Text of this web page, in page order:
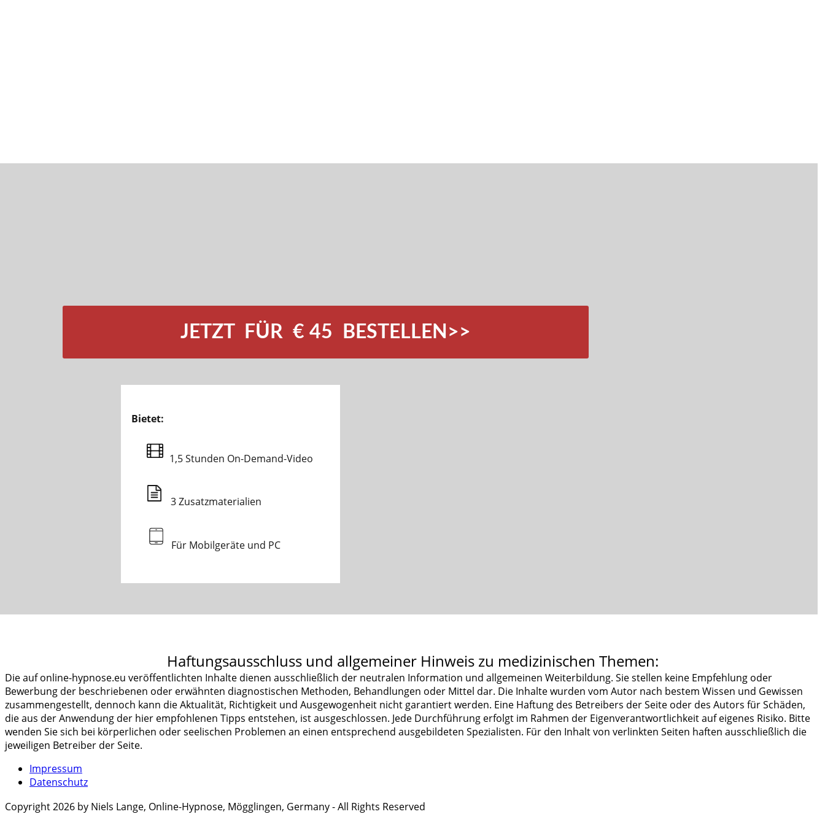
JETZT FÜR € 45 BESTELLEN>>
Bietet:
1,5 Stunden On-Demand-Video
3 Zusatzmaterialien
Für Mobilgeräte und PC
Haftungsausschluss und allgemeiner Hinweis zu medizinischen Themen:
Die auf online-hypnose.eu veröffentlichten Inhalte dienen ausschließlich der neutralen Information und allgemeinen Weiterbildung. Sie stellen keine Empfehlung oder
Bewerbung der beschriebenen oder erwähnten diagnostischen Methoden, Behandlungen oder Mittel dar. Die Inhalte wurden vom Autor nach bestem Wissen und Gewissen
zusammengestellt, dennoch kann die Aktualität, Richtigkeit und Ausgewogenheit nicht garantiert werden. Eine Haftung des Betreibers der Seite oder des Autors für Schäden,
die aus der Anwendung der hier empfohlenen Tipps entstehen, ist ausgeschlossen. Jede Durchführung erfolgt im Rahmen der Eigenverantwortlichkeit auf eigenes Risiko. Bitte
wenden Sie sich bei körperlichen oder seelischen Problemen an einen entsprechend ausgebildeten Spezialisten. Für den Inhalt von verlinkten Seiten haften ausschließlich die
jeweiligen Betreiber der Seite.
Impressum
Datenschutz
Copyright 2026 by Niels Lange, Online-Hypnose, Mögglingen, Germany - All Rights Reserved